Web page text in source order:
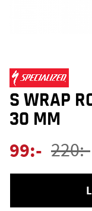
S WRAP
30 MM
220:-
99:-